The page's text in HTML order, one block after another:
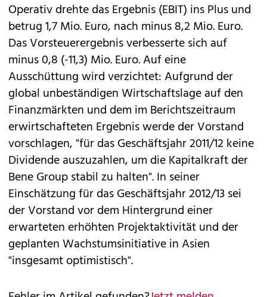
Operativ drehte das Ergebnis (EBIT) ins Plus und
betrug 1,7 Mio. Euro, nach minus 8,2 Mio. Euro.
Das Vorsteuerergebnis verbesserte sich auf
minus 0,8 (-11,3) Mio. Euro. Auf eine
Ausschüttung wird verzichtet: Aufgrund der
global unbeständigen Wirtschaftslage auf den
Finanzmärkten und dem im Berichtszeitraum
erwirtschafteten Ergebnis werde der Vorstand
vorschlagen, "für das Geschäftsjahr 2011/12 keine
Dividende auszuzahlen, um die Kapitalkraft der
Bene Group stabil zu halten". In seiner
Einschätzung für das Geschäftsjahr 2012/13 sei
der Vorstand vor dem Hintergrund einer
erwarteten erhöhten Projektaktivität und der
geplanten Wachstumsinitiative in Asien
"insgesamt optimistisch".